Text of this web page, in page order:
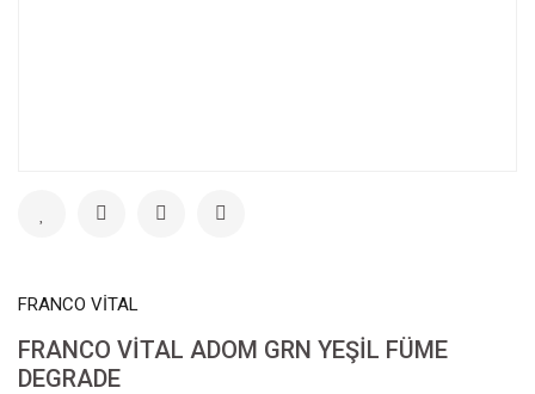
FRANCO VİTAL
FRANCO VİTAL ADOM GRN YEŞİL FÜME
DEGRADE